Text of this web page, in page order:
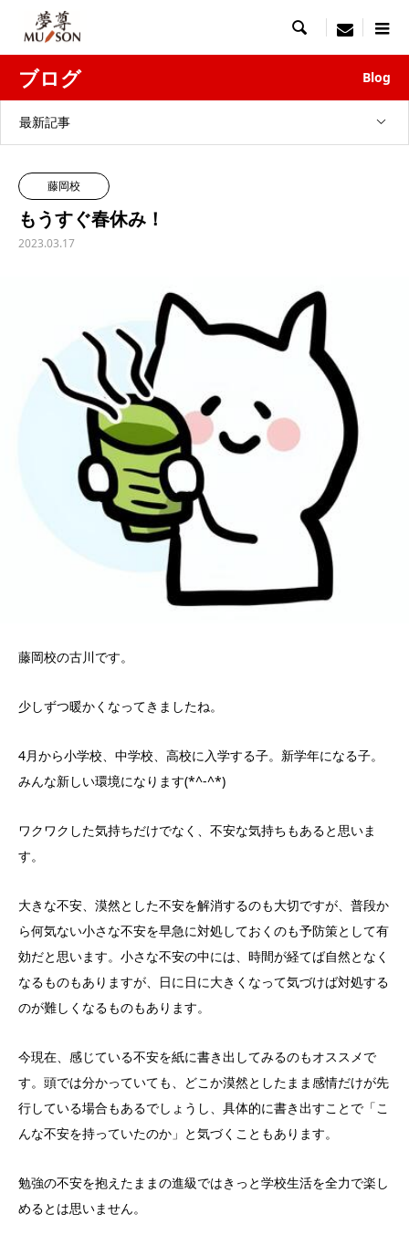
 menu
ブログ Blog
最新記事
藤岡校
もうすぐ春休み！
2023.03.17
藤岡校の古川です。
少しずつ暖かくなってきましたね。
4月から小学校、中学校、高校に入学する子。新学年になる子。
みんな新しい環境になります(*^-^*)
ワクワクした気持ちだけでなく、不安な気持ちもあると思いま
す。
大きな不安、漠然とした不安を解消するのも大切ですが、普段か
ら何気ない小さな不安を早急に対処しておくのも予防策として有
効だと思います。小さな不安の中には、時間が経てば自然となく
なるものもありますが、日に日に大きくなって気づけば対処する
のが難しくなるものもあります。
今現在、感じている不安を紙に書き出してみるのもオススメで
す。頭では分かっていても、どこか漠然としたまま感情だけが先
行している場合もあるでしょうし、具体的に書き出すことで「こ
んな不安を持っていたのか」と気づくこともあります。
勉強の不安を抱えたままの進級ではきっと学校生活を全力で楽し
めるとは思いません。